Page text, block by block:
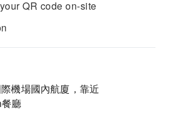
QR code on-site
機場國內航廈，靠近
廳